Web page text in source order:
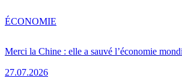
Merci la Chine : elle a sauvé l’économie
27.07.2026
ÉCONOMIE